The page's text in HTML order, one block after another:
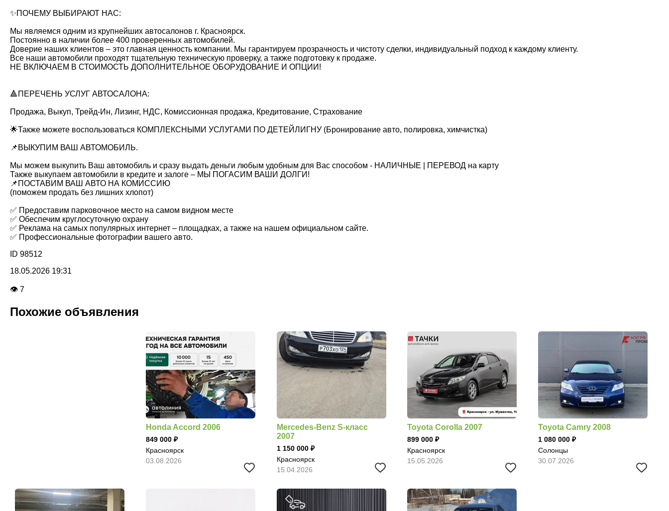
✨ПОЧЕМУ ВЫБИРАЮТ НАС:
Мы являемся одним из крупнейших автосалонов г. Красноярск.
Постоянно в наличии более 400 проверенных автомобилей.
Доверие наших клиентов – это главная ценность компании. Мы гарантируем прозрачность и чистоту сделки, индивидуальный подход к каждому клиенту.
Все наши автомобили проходят тщательную техническую проверку, а также подготовку к продаже.
НЕ ВКЛЮЧАЕМ В СТОИМОСТЬ ДОПОЛНИТЕЛЬНОЕ ОБОРУДОВАНИЕ И ОПЦИИ!
🔺ПЕРЕЧЕНЬ УСЛУГ АВТОСАЛОНА:
Продажа, Выкуп, Трейд-Ин, Лизинг, НДС, Комиссионная продажа, Кредитование, Страхование
🌟Также можете воспользоваться КОМПЛЕКСНЫМИ УСЛУГАМИ ПО ДЕТЕЙЛИГНУ (Бронирование авто, полировка, химчистка)
📌ВЫКУПИМ ВАШ АВТОМОБИЛЬ.
Мы можем выкупить Ваш автомобиль и сразу выдать деньги любым удобным для Вас способом - НАЛИЧНЫЕ | ПЕРЕВОД на карту
Также выкупаем автомобили в кредите и залоге – МЫ ПОГАСИМ ВАШИ ДОЛГИ!
📌ПОСТАВИМ ВАШ АВТО НА КОМИССИЮ
(поможем продать без лишних хлопот)
✅ Предоставим парковочное место на самом видном месте
✅ Обеспечим круглосуточную охрану
✅ Реклама на самых популярных интернет – площадках, а также на нашем официальном сайте.
✅ Профессиональные фотографии вашего авто.
ID 98512
18.05.2026 19:31
👁 7
Похожие объявления
Honda Accord 2006
849 000
Красноярск
03.08.2026
Mercedes-Benz S-класс
2007
1 150 000
Красноярск
15.04.2026
Toyota Corolla 2007
899 000
Красноярск
15.05.2026
Toyota Camry 2008
1 080 000
Солонцы
30.07.2026